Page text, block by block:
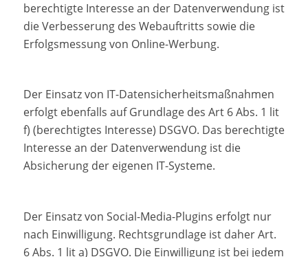
berechtigte Interesse an der Datenverwendung ist
die Verbesserung des Webauftritts sowie die
Erfolgsmessung von Online-Werbung.
Der Einsatz von IT-Datensicherheitsmaßnahmen
erfolgt ebenfalls auf Grundlage des Art 6 Abs. 1 lit
f) (berechtigtes Interesse) DSGVO. Das berechtigte
Interesse an der Datenverwendung ist die
Absicherung der eigenen IT-Systeme.
Der Einsatz von Social-Media-Plugins erfolgt nur
nach Einwilligung. Rechtsgrundlage ist daher Art.
6 Abs. 1 lit a) DSGVO. Die Einwilligung ist bei jedem